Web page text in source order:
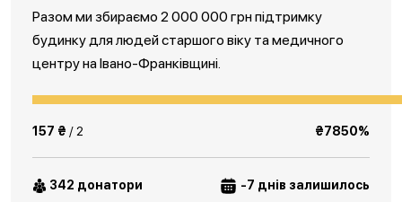
Разом ми збираємо 2 000 000 грн підтримку
будинку для людей старшого віку та медичного
центру на Івано-Франківщині.
157 ₴ / 2 ₴7850%
342 донатори -7 днів залишилось